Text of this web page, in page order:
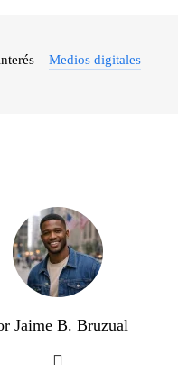
– Medios digitales
Jaime B. Bruzual